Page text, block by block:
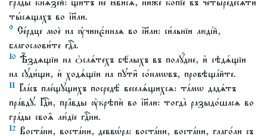
ты́сѧщахъ во і҆и҃ли.
9 Се́рдце моѐ на ᲂу҆чинє́ннаѧ во і҆и҃ли: си́льнїи люді́й,
благослови́те гдⷭ҇а.
10 Ѣ҆́здѧщїи на ѻ҆слѧ́техъ бѣ́лыхъ въ полꙋ́дне, и҆ сѣдѧ́щїи
на сꙋди́щи, и҆ ходѧ́щїи на пꙋти̑ со́нмѡвъ, провѣща́йте.
11 Гла́съ пле́щꙋщихъ посредѣ̀ веселѧ́щихсѧ: та́мѡ дадѧ́тъ
пра́вдꙋ. Гдⷭ҇и, пра̑вды ᲂу҆крѣпѝ во і҆и҃ли: тогда̀ разыдо́шасѧ во
гра́ды своѧ̑ лю́дїе гдⷭ҇ни.
12 Воста́ни, воста́ни, деввѡ́ра: воста́ни, воста́ни, глаго́ли съ